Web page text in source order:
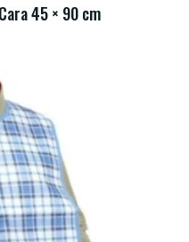
45 × 90 cm